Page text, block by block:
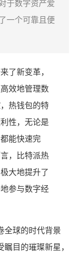
于数字资产爱
一个可靠且便
了新变革，
效地管理数
热钱包的特
性，无论是
能快速完
，比特派热
大地提升了
参与数字经
全球的时代背景
目的璀璨新星，